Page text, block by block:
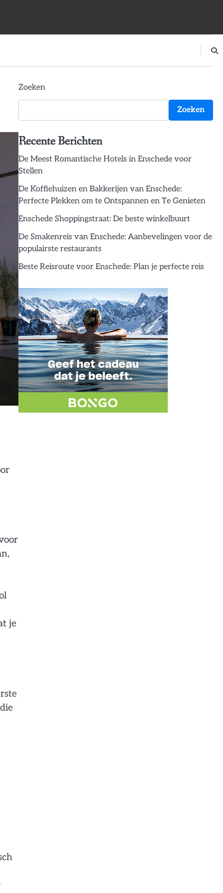
je
Zoeken
Zoeken
Recente Berichten
De Meest Romantische Hotels in Enschede voor
Stellen
De Koffiehuizen en Bakkerijen van Enschede:
Perfecte Plekken om te Ontspannen en Te Genieten
Enschede Shoppingstraat: De beste winkelbuurt
De Smakenreis van Enschede: Aanbevelingen voor de
populairste restaurants
Beste Reisroute voor Enschede: Plan je perfecte reis